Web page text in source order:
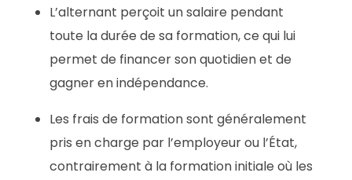
L’alternant perçoit un salaire pendant
toute la durée de sa formation, ce qui lui
permet de financer son quotidien et de
gagner en indépendance.
Les frais de formation sont généralement
pris en charge par l’employeur ou l’État,
contrairement à la formation initiale où les